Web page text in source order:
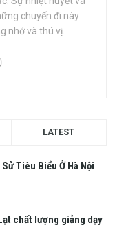
chuyến đi này
nhớ và thú vị.
LATEST
Tiêu Biểu Ở Hà Nội
chất lượng giảng dạy